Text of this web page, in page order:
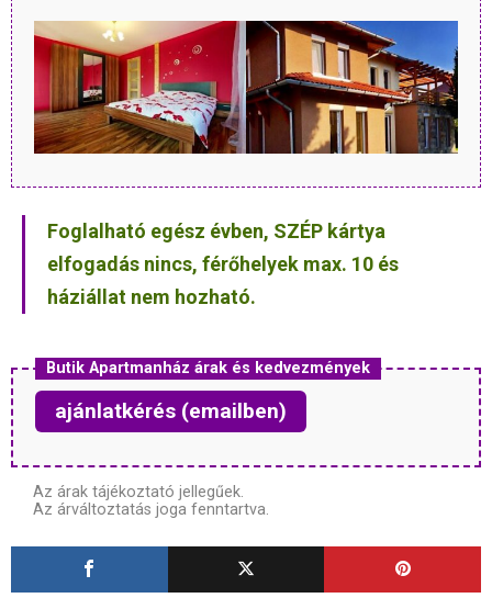
Foglalható egész évben, SZÉP kártya
elfogadás nincs, férőhelyek max. 10 és
háziállat nem hozható.
Butik Apartmanház árak és kedvezmények
ajánlatkérés (emailben)
Az árak tájékoztató jellegűek.
Az árváltoztatás joga fenntartva.